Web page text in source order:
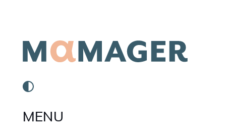
MENU